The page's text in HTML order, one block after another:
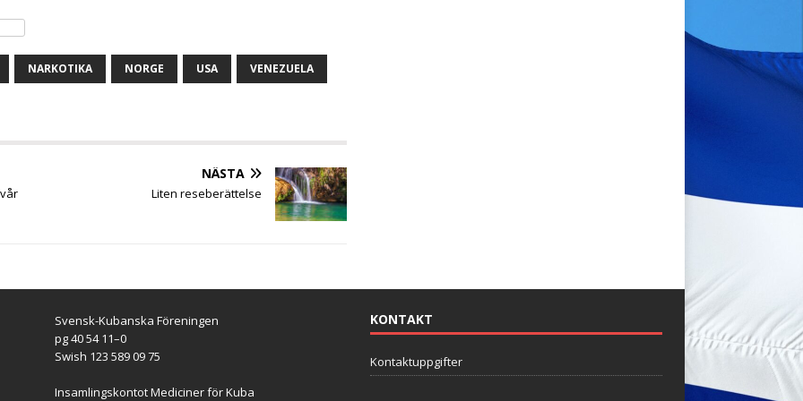
NARKOTIKA NORGE USA VENEZUELA
NÄSTA
Liten reseberättelse
Svensk-Kubanska Föreningen
pg 40 54 11–0
Swish 123 589 09 75
Insamlingskontot Mediciner för Kuba
KONTAKT
Kontaktuppgifter